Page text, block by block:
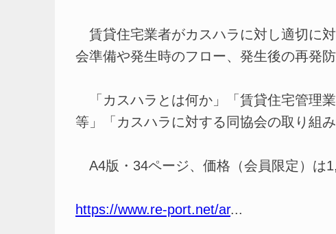
賃貸住宅業者がカスハラに対し適切に
会準備や発生時のフロー、発生後の再発
「カスハラとは何か」「賃貸住宅管理
等」「カスハラに対する同協会の取り組
A4版・34ページ、価格（会員限定）は
https://www.re-port.net/ar...